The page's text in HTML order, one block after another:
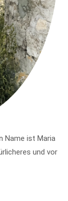
Name ist Maria
und vor